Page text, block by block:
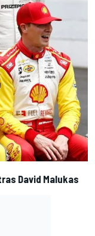
David Malukas